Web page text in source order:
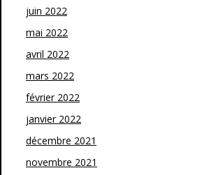
juin 2022
mai 2022
avril 2022
mars 2022
février 2022
janvier 2022
décembre 2021
novembre 2021